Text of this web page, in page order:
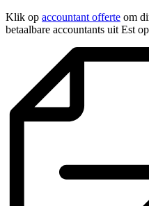
Klik op accountant offerte om
betaalbare accountants uit Est